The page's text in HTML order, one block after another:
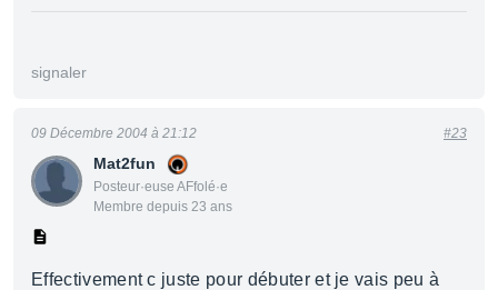
signaler
Mat2fun
Posteur·euse AFfolé·e
Membre depuis 23 ans
09 Décembre 2004 à 21:12 #23
Effectivement c juste pour débuter et je vais peu à